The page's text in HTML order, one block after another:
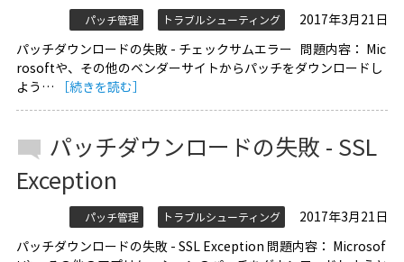
パッチ管理 トラブルシューティング
2017年3月21日
パッチダウンロードの失敗 - チェックサムエラー 問題内容： Mic
rosoftや、その他のベンダーサイトからパッチをダウンロードし
よう…
［続きを読む］
パッチダウンロードの失敗 - SSL
Exception
パッチ管理 トラブルシューティング
2017年3月21日
パッチダウンロードの失敗 - SSL Exception 問題内容： Microsof